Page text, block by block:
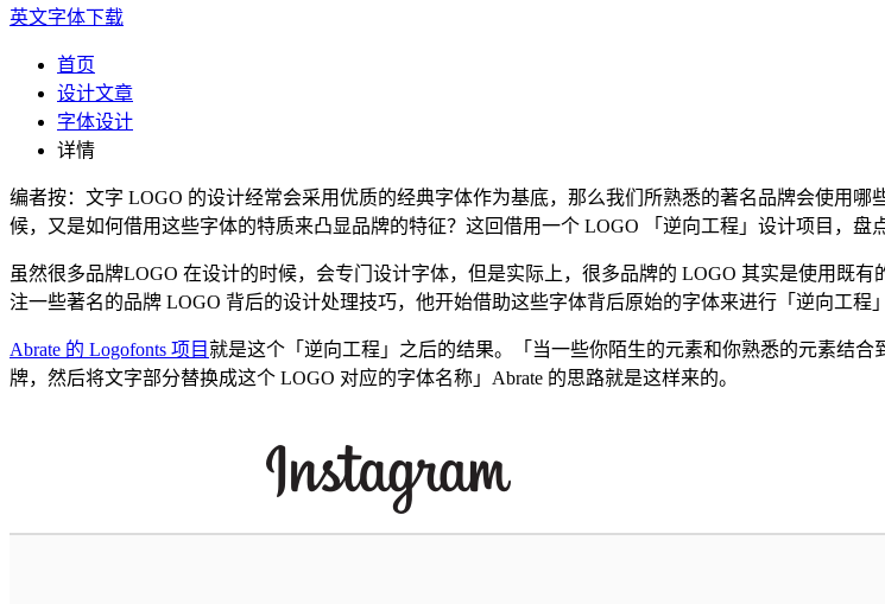
英文字体下载
首页
设计文章
字体设计
详情
编者按：文字 LOGO 的设计经常会采用优质的经典字体作为基底，那么我们所熟悉的著名品牌会使用
候，又是如何借用这些字体的特质来凸显品牌的特征？这回借用一个 LOGO 「逆向工程」设计项目，盘
虽然很多品牌LOGO 在设计的时候，会专门设计字体，但是实际上，很多品牌的 LOGO 其实是使用既
注一些著名的品牌 LOGO 背后的设计处理技巧，他开始借助这些字体背后原始的字体来进行「逆向工程」
Abrate 的 Logofonts 项目就是这个「逆向工程」之后的结果。「当一些你陌生的元素和你熟悉的元素结
牌，然后将文字部分替换成这个 LOGO 对应的字体名称」Abrate 的思路就是这样来的。